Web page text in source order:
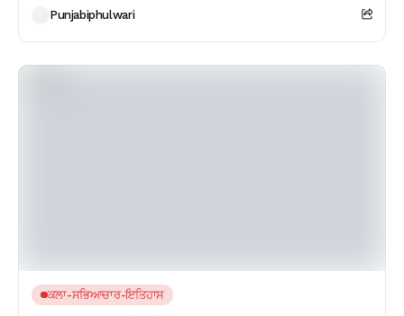
Punjabiphulwari
ਕਲਾ-ਸਭਿਆਚਾਰ-ਇਤਿਹਾਸ